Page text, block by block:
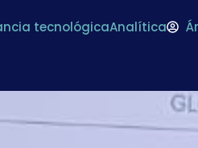
tecnológicaAnalítica